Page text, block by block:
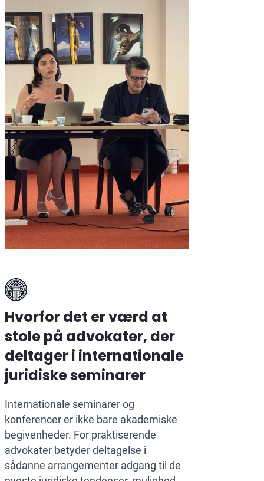
Hvorfor det er værd at
stole på advokater, der
deltager i internationale
juridiske seminarer
Internationale seminarer og
konferencer er ikke bare akademiske
begivenheder. For praktiserende
advokater betyder deltagelse i
sådanne arrangementer adgang til de